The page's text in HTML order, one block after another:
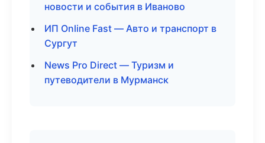
новости и события в Иваново
ИП Online Fast — Авто и транспорт в
Сургут
News Pro Direct — Туризм и
путеводители в Мурманск